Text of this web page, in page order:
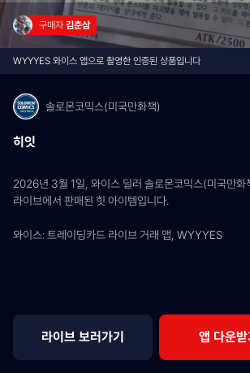
구매자 김춘삼
WYYYES 와이스 앱으로 촬영한 인증된 상품입니다
솔로몬코믹스(미국만화책)
히잇
2026년 3월 1일, 와이스 딜러 솔로몬코믹스(미국만화
라이브에서 판매된 힛 아이템입니다.
와이스: 트레이딩카드 라이브 거래 앱, WYYYES
라이브 보러가기 앱 다운받